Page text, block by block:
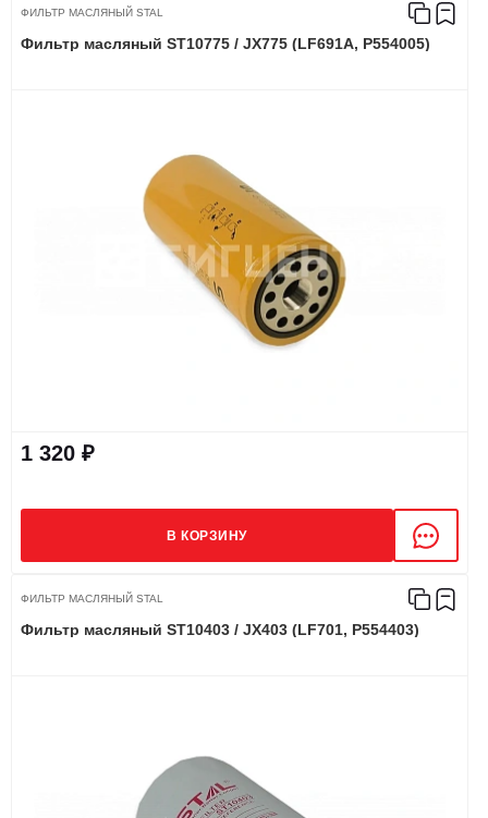
ФИЛЬТР МАСЛЯНЫЙ STAL
Фильтр масляный ST10775 / JX775 (LF691A, P554005)
1 320 ₽
В КОРЗИНУ
ФИЛЬТР МАСЛЯНЫЙ STAL
Фильтр масляный ST10403 / JX403 (LF701, P554403)